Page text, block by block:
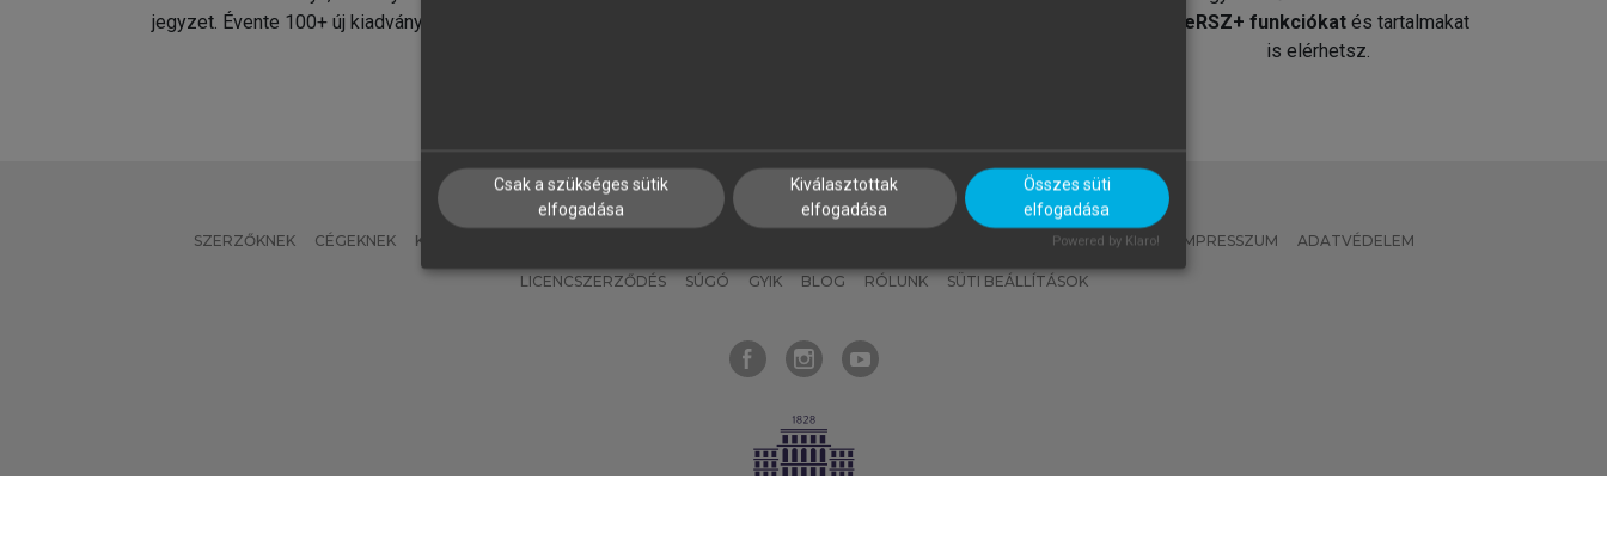
jegyzet. Évente 100+ új kiadvány.
MeRSZ+ funkciókat és tartalmakat
is elérhetsz.
SZERZŐKNEK CÉGEKNEK KÖNYVTÁROSOKNAK MI – ÁLTALÁNOS IRÁNYELVEK IMPRESSZUM ADATVÉDELEM
LICENCSZERZŐDÉS SÚGÓ GYIK BLOG RÓLUNK SÜTI BEÁLLÍTÁSOK
Csak a szükséges sütik
elfogadása
Kiválasztottak
elfogadása
Összes süti
elfogadása
Powered by Klaro!